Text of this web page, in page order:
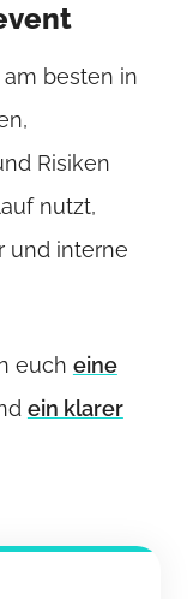
besten in
Risiken
nutzt,
und interne
euch eine
ein klarer